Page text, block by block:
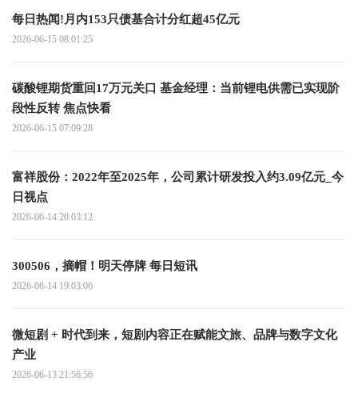
每日热闻!月内153只债基合计分红超45亿元
2026-06-15 08:01:25
碳酸锂期货重回17万元关口 基金经理：当前锂电供需已实现阶
段性反转 焦点快看
2026-06-15 07:09:28
富祥股份：2022年至2025年，公司累计研发投入约3.09亿元_今
日视点
2026-06-14 20:03:12
300506，摘帽！明天停牌 每日短讯
2026-06-14 19:03:06
微短剧 + 时代到来，短剧内容正在赋能文旅、品牌与数字文化
产业
2026-06-13 21:56:56